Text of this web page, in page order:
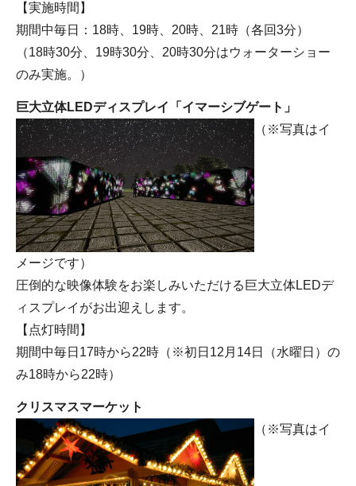
【実施時間】
期間中毎日：18時、19時、20時、21時（各回3分）
（18時30分、19時30分、20時30分はウォーターショー
のみ実施。）
巨大立体LEDディスプレイ「イマーシブゲート」
（※写真はイ
メージです）
圧倒的な映像体験をお楽しみいただける巨大立体LEDデ
ィスプレイがお出迎えします。
【点灯時間】
期間中毎日17時から22時（※初日12月14日（水曜日）の
み18時から22時）
クリスマスマーケット
（※写真はイ